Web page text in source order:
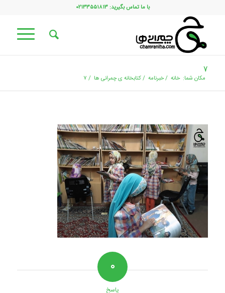
با ما تماس بگیرید: ۰۲۱۳۳۵۵۱۸۱۳
۷
مکان شما: خانه /خبرنامه /کتابخانه ی چمرانی ها / ۷
۰
پاسخ